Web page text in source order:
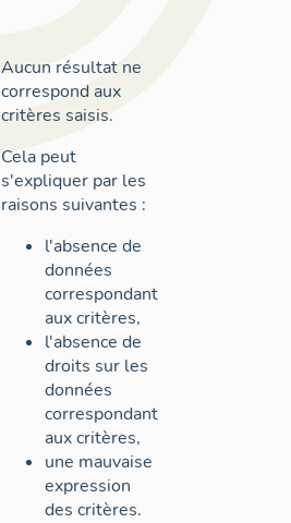
Aucun résultat ne
correspond aux
critères saisis.
Cela peut
s'expliquer par les
raisons suivantes :
l'absence de
données
correspondant
aux critères,
l'absence de
droits sur les
données
correspondant
aux critères,
une mauvaise
expression
des critères.